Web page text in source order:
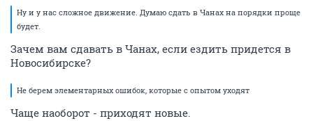
Ну и у нас сложное движение. Думаю сдать в Чанах на порядки проще
будет.
Зачем вам сдавать в Чанах, если ездить придется в
Новосибирске?
Не берем элементарных ошибок, которые с опытом уходят
Чаще наоборот - приходят новые.